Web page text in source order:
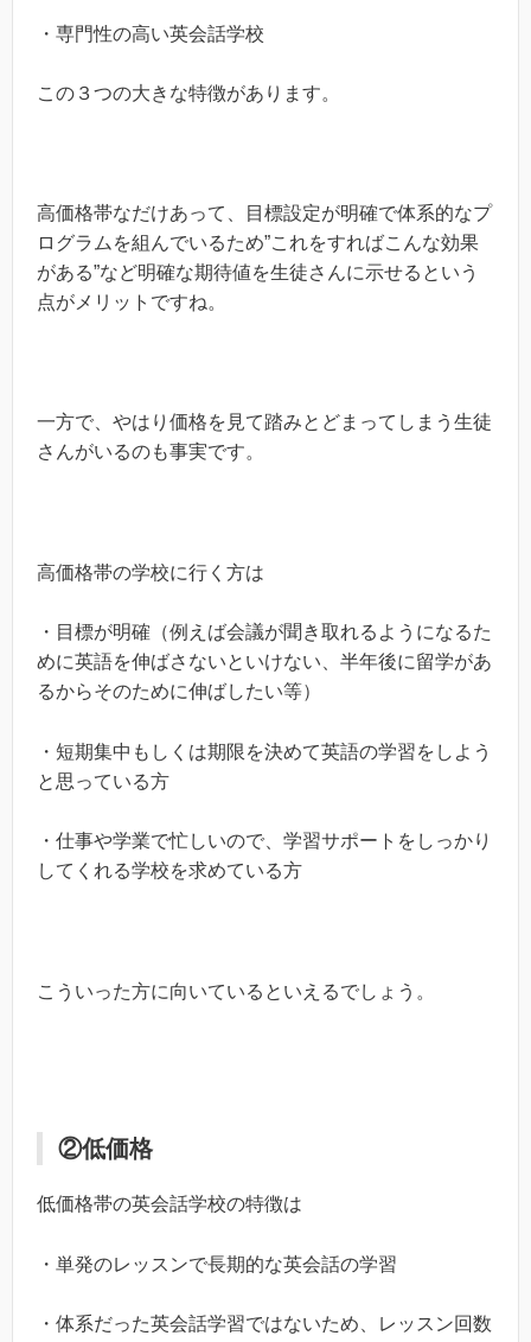
・専門性の高い英会話学校
この３つの大きな特徴があります。
高価格帯なだけあって、目標設定が明確で体系的なプ
ログラムを組んでいるため”これをすればこんな効果
がある”など明確な期待値を生徒さんに示せるという
点がメリットですね。
一方で、やはり価格を見て踏みとどまってしまう生徒
さんがいるのも事実です。
高価格帯の学校に行く方は
・目標が明確（例えば会議が聞き取れるようになるた
めに英語を伸ばさないといけない、半年後に留学があ
るからそのために伸ばしたい等）
・短期集中もしくは期限を決めて英語の学習をしよう
と思っている方
・仕事や学業で忙しいので、学習サポートをしっかり
してくれる学校を求めている方
こういった方に向いているといえるでしょう。
②低価格
低価格帯の英会話学校の特徴は
・単発のレッスンで長期的な英会話の学習
・体系だった英会話学習ではないため、レッスン回数